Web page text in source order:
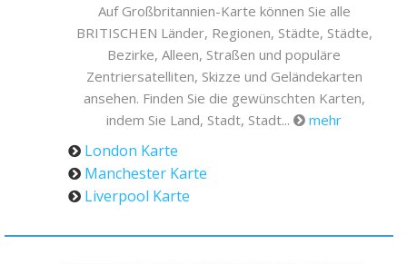
Auf Großbritannien-Karte können Sie alle
BRITISCHEN Länder, Regionen, Städte, Städte,
Bezirke, Alleen, Straßen und populäre
Zentriersatelliten, Skizze und Geländekarten
ansehen. Finden Sie die gewünschten Karten,
indem Sie Land, Stadt, Stadt...
mehr
London Karte
Manchester Karte
Liverpool Karte